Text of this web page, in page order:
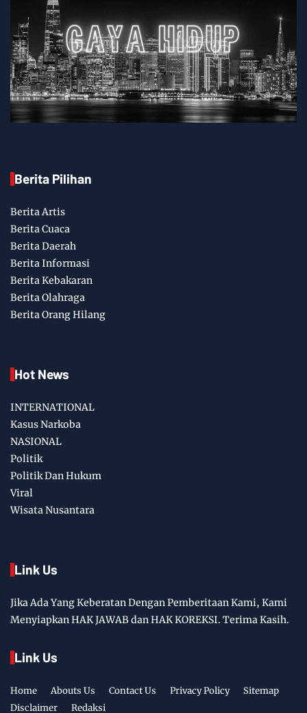
Berita Pilihan
Berita Artis
Berita Cuaca
Berita Daerah
Berita Informasi
Berita Kebakaran
Berita Olahraga
Berita Orang Hilang
Hot News
INTERNATIONAL
Kasus Narkoba
NASIONAL
Politik
Politik Dan Hukum
Viral
Wisata Nusantara
Link Us
Jika Ada Yang Keberatan Dengan Pemberitaan Kami, Kami
Menyiapkan HAK JAWAB dan HAK KOREKSI. Terima Kasih.
Link Us
Home Abouts Us Contact Us Privacy Policy
Sitemap
Disclaimer
Redaksi